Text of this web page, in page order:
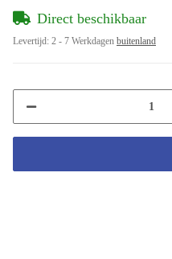
Direct beschikbaar
Levertijd: 2 - 7 Werkdagen buitenland